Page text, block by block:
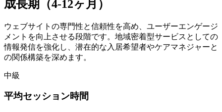
成長期（4-12ヶ月）
ウェブサイトの専門性と信頼性を高め、ユーザーエンゲージ
メントを向上させる段階です。地域密着型サービスとしての
情報発信を強化し、潜在的な入居希望者やケアマネジャーと
の関係構築を深めます。
中級
平均セッション時間